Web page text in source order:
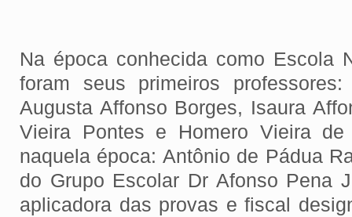
Na época conhecida como Escola
foram seus primeiros
Augusta Affonso Borges, Isaura
Vieira Pontes e Homero Vieira
naquela época: Antônio de Pádua
do Grupo Escolar Dr Afonso Pena
aplicadora das provas e fiscal